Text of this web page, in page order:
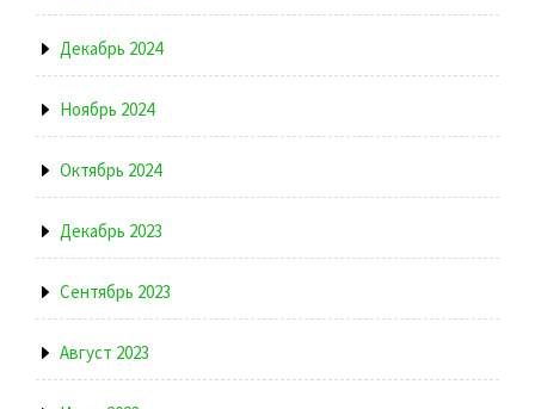
Декабрь 2024
Ноябрь 2024
Октябрь 2024
Декабрь 2023
Сентябрь 2023
Август 2023